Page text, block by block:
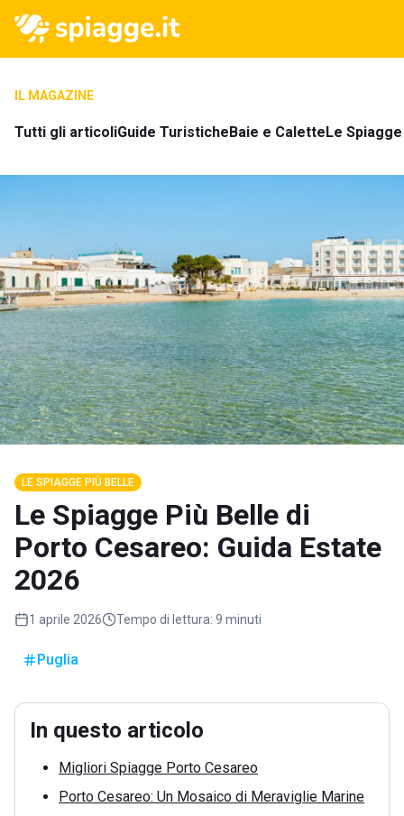
IL MAGAZINE
Tutti gli articoliGuide TuristicheBaie e CaletteLe
LE SPIAGGE PIÙ BELLE
Le Spiagge Più Belle di
Porto Cesareo: Guida Estate
2026
1 aprile 2026 Tempo di lettura: 9 minuti
Puglia
In questo articolo
Migliori Spiagge Porto Cesareo
Porto Cesareo: Un Mosaico di Meraviglie Marine